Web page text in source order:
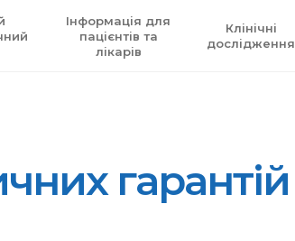
Інформація для
пацієнтів та
лікарів
Клінічні
дослідження
гарантій